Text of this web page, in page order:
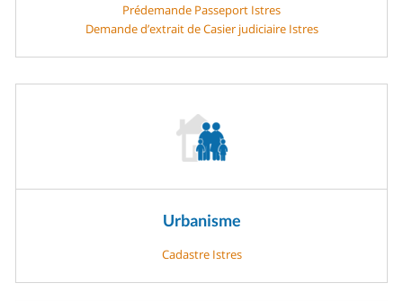
Prédemande Passeport Istres
Demande d’extrait de Casier judiciaire Istres
Urbanisme
Cadastre Istres